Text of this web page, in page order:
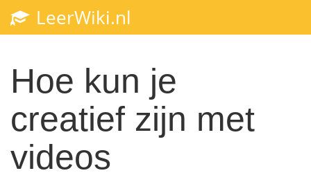
LeerWiki.nl
Hoe kun je
creatief zijn met
videos